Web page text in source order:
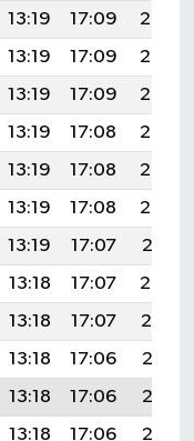
13:19 17:09
20:27
13:19 17:09
20:26
13:19 17:09
20:25
13:19 17:08
20:24
13:19 17:08
20:23
13:19 17:08
20:22
13:19 17:07
20:21
13:18 17:07
20:20
13:18 17:07
20:19
13:18 17:06
20:18
13:18 17:06
20:17
13:18 17:06
20:16